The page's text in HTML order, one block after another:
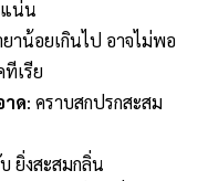
แน่น
าน้อยเกินไป อาจไม่พอ
เรีย
าด: คราบสกปรกสะสม
ยิ่งสะสมกลิ่น